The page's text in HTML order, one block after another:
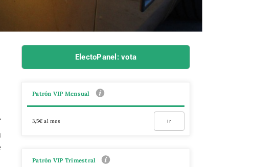
ElectoPanel: vota
Patrón VIP Mensual
3,5€ al mes Ir
Patrón VIP Trimestral